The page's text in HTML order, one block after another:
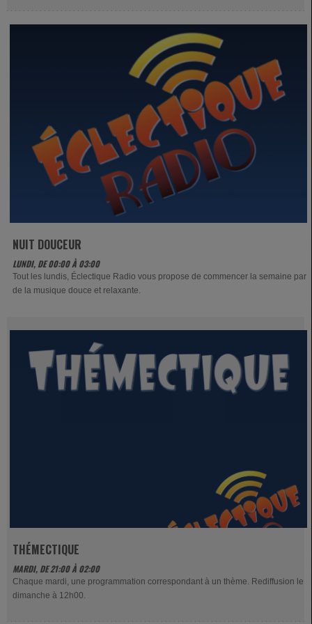
NUIT DOUCEUR
LUNDI, DE 00:00 À 03:00
Tout les lundis, Éclectique Radio vous propose de commencer la semaine par
de la musique douce et relaxante.
THÉMECTIQUE
MARDI, DE 21:00 À 02:00
Chaque mardi, une programmation correspondant à un thème. Rediffusion le
dimanche à 12h00.